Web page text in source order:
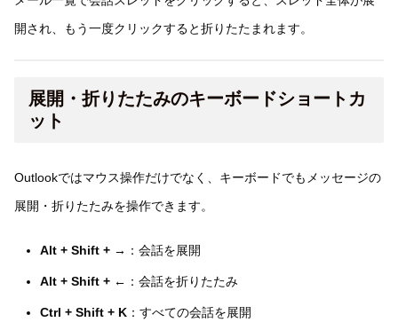
開され、もう一度クリックすると折りたたまれます。
展開・折りたたみのキーボードショートカ
ット
Outlookではマウス操作だけでなく、キーボードでもメッセージの
展開・折りたたみを操作できます。
Alt + Shift + → ：会話を展開
Alt + Shift + ← ：会話を折りたたみ
Ctrl + Shift + K：すべての会話を展開